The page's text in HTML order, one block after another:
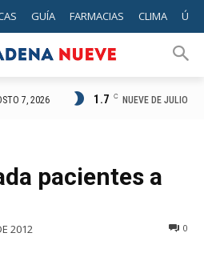
GUÍA FARMACIAS CLIMA
7, 2026 1.7 C NUEVE DE JULIO
pacientes a
2012 0